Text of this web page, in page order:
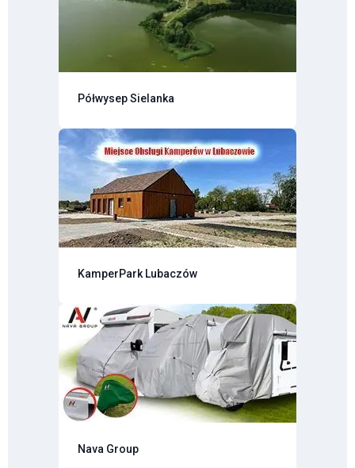
Półwysep Sielanka
KamperPark Lubaczów
Nava Group